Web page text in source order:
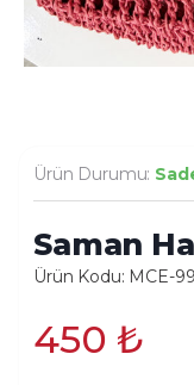
Ürün Durumu:
Saman
Ürün Kodu: MCE-
450 ₺